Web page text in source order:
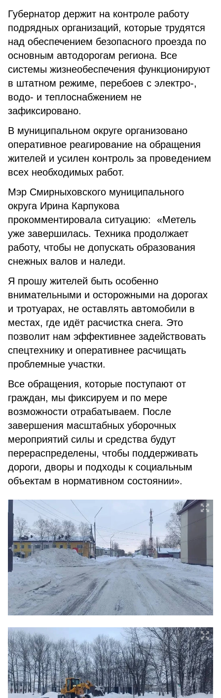
Губернатор держит на контроле работу
подрядных организаций, которые трудятся
над обеспечением безопасного проезда по
основным автодорогам региона. Все
системы жизнеобеспечения функционируют
в штатном режиме, перебоев с электро-,
водо- и теплоснабжением не
зафиксировано.
В муниципальном округе организовано
оперативное реагирование на обращения
жителей и усилен контроль за проведением
всех необходимых работ.
Мэр Смирныховского муниципального
округа Ирина Карпукова
прокомментировала ситуацию: «Метель
уже завершилась. Техника продолжает
работу, чтобы не допускать образования
снежных валов и наледи.
Я прошу жителей быть особенно
внимательными и осторожными на дорогах
и тротуарах, не оставлять автомобили в
местах, где идёт расчистка снега. Это
позволит нам эффективнее задействовать
спецтехнику и оперативнее расчищать
проблемные участки.
Все обращения, которые поступают от
граждан, мы фиксируем и по мере
возможности отрабатываем. После
завершения масштабных уборочных
мероприятий силы и средства будут
перераспределены, чтобы поддерживать
дороги, дворы и подходы к социальным
объектам в нормативном состоянии».